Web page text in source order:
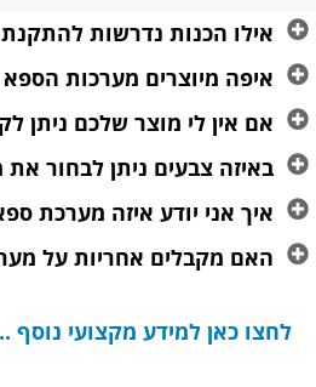
אילו הכנות נדרשות
איפה מיוצרים מערכות
אם אין לי מוצר שלכם ניתן
באיזה צבעים ניתן לבחור
איך אני יודע איזה מערכת
האם מקבלים אחריות על
לחצו כאן למידע מקצועי נוסף